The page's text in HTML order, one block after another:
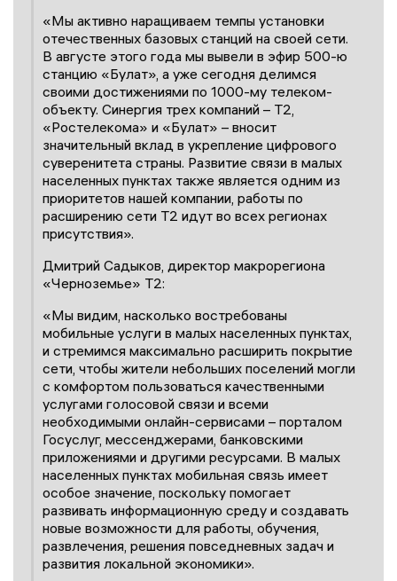
«Мы активно наращиваем темпы установки
отечественных базовых станций на своей сети.
В августе этого года мы вывели в эфир 500-ю
станцию «Булат», а уже сегодня делимся
своими достижениями по 1000-му телеком-
объекту. Синергия трех компаний – Т2,
«Ростелекома» и «Булат» – вносит
значительный вклад в укрепление цифрового
суверенитета страны. Развитие связи в малых
населенных пунктах также является одним из
приоритетов нашей компании, работы по
расширению сети Т2 идут во всех регионах
присутствия».
Дмитрий Садыков, директор макрорегиона
«Черноземье» T2:
«Мы видим, насколько востребованы
мобильные услуги в малых населенных пунктах,
и стремимся максимально расширить покрытие
сети, чтобы жители небольших поселений могли
с комфортом пользоваться качественными
услугами голосовой связи и всеми
необходимыми онлайн-сервисами – порталом
Госуслуг, мессенджерами, банковскими
приложениями и другими ресурсами. В малых
населенных пунктах мобильная связь имеет
особое значение, поскольку помогает
развивать информационную среду и создавать
новые возможности для работы, обучения,
развлечения, решения повседневных задач и
развития локальной экономики».